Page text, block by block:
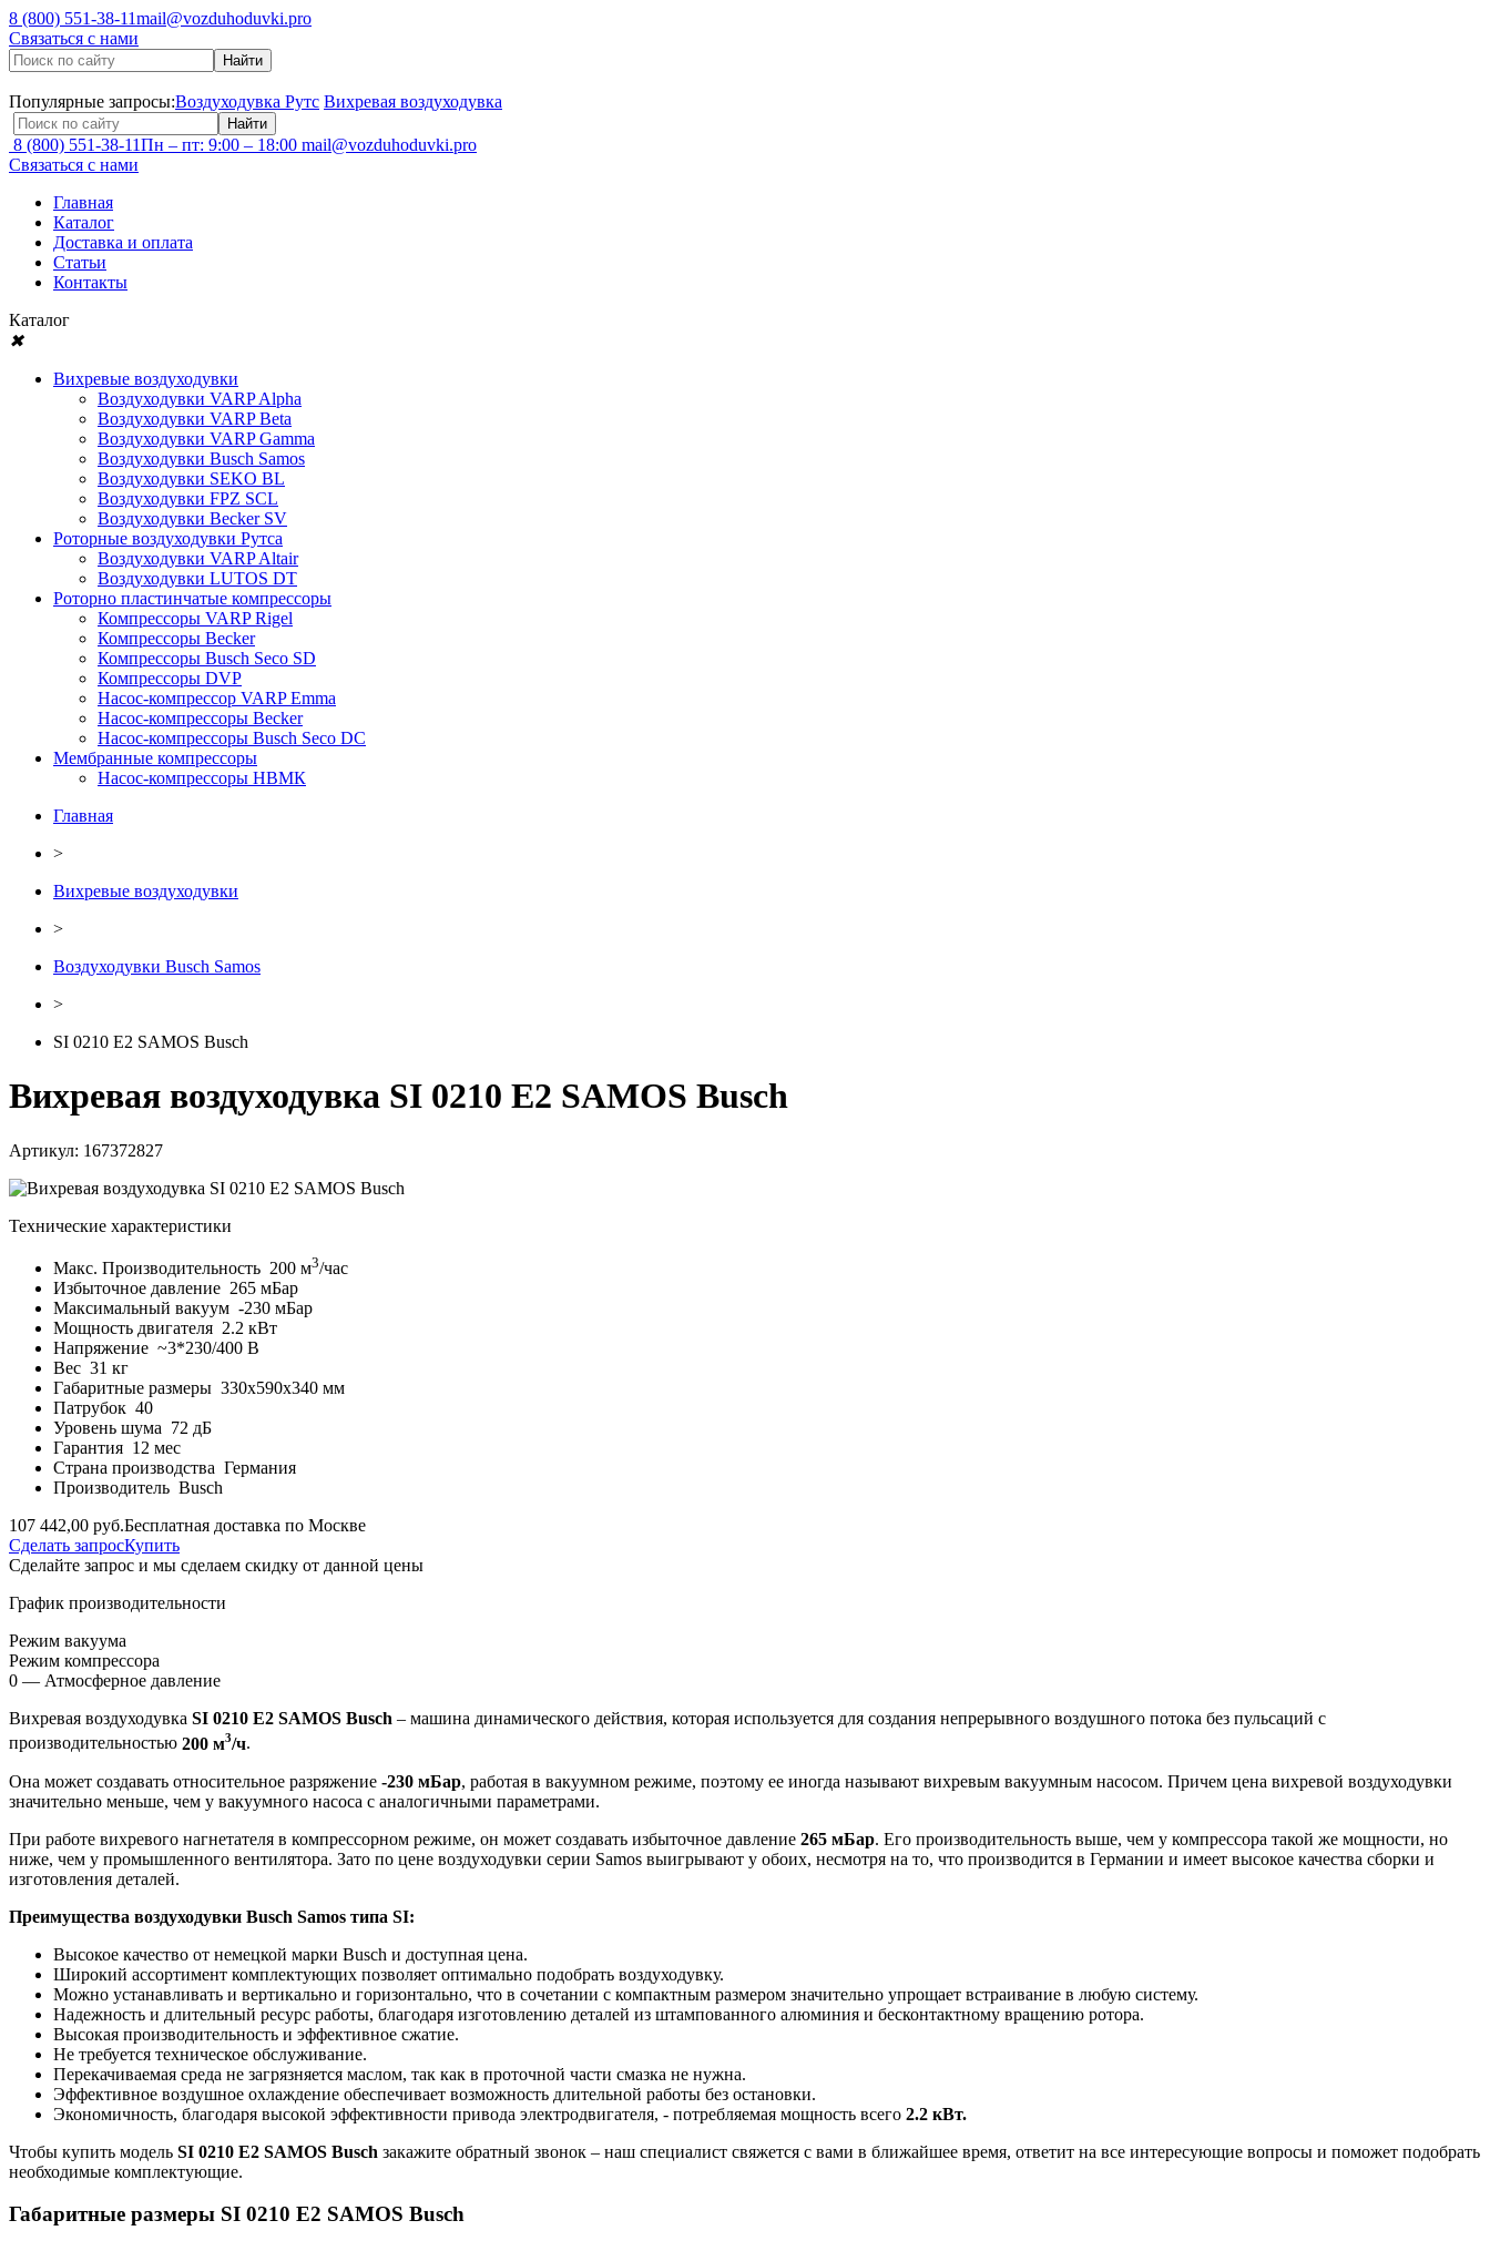
8 (800) 551-38-11mail@vozduhoduvki.pro
Связаться с нами
Популярные запросы:Воздуходувка Рутс Вихревая воздуходувка
8 (800) 551-38-11Пн – пт: 9:00 – 18:00 mail@vozduhoduvki.pro
Связаться с нами
Главная
Каталог
Доставка и оплата
Статьи
Контакты
Каталог
✖
Вихревые воздуходувки
Воздуходувки VARP Alpha
Воздуходувки VARP Beta
Воздуходувки VARP Gamma
Воздуходувки Busch Samos
Воздуходувки SEKO BL
Воздуходувки FPZ SCL
Воздуходувки Becker SV
Роторные воздуходувки Рутса
Воздуходувки VARP Altair
Воздуходувки LUTOS DT
Роторно пластинчатые компрессоры
Компрессоры VARP Rigel
Компрессоры Becker
Компрессоры Busch Seco SD
Компрессоры DVP
Насос-компрессор VARP Emma
Насос-компрессоры Becker
Насос-компрессоры Busch Seco DC
Мембранные компрессоры
Насос-компрессоры НВМК
Главная
>
Вихревые воздуходувки
>
Воздуходувки Busch Samos
>
SI 0210 E2 SAMOS Busch
Вихревая воздуходувка SI 0210 E2 SAMOS Busch
Артикул: 167372827
Технические характеристики
Макс. Производительность 200 м3/час
Избыточное давление 265 мБар
Максимальный вакуум -230 мБар
Мощность двигателя 2.2 кВт
Напряжение ~3*230/400 В
Вес 31 кг
Габаритные размеры 330х590х340 мм
Патрубок 40
Уровень шума 72 дБ
Гарантия 12 мес
Страна производства Германия
Производитель Busch
107 442,00 руб.Бесплатная доставка по Москве
Сделать запросКупить
Сделайте запрос и мы сделаем скидку от данной цены
График производительности
Режим вакуума
Режим компрессора
0 — Атмосферное давление
Вихревая воздуходувка SI 0210 E2 SAMOS Busch – машина динамического действия, которая используется для создания непрерывного воздушного потока без пульсаций с
производительностью 200 м3/ч.
Она может создавать относительное разряжение -230 мБар, работая в вакуумном режиме, поэтому ее иногда называют вихревым вакуумным насосом. Причем цена вихревой воздуходувки
значительно меньше, чем у вакуумного насоса с аналогичными параметрами.
При работе вихревого нагнетателя в компрессорном режиме, он может создавать избыточное давление 265 мБар. Его производительность выше, чем у компрессора такой же мощности, но
ниже, чем у промышленного вентилятора. Зато по цене воздуходувки серии Samos выигрывают у обоих, несмотря на то, что производится в Германии и имеет высокое качества сборки и
изготовления деталей.
Преимущества воздуходувки Busch Samos типа SI:
Высокое качество от немецкой марки Busch и доступная цена.
Широкий ассортимент комплектующих позволяет оптимально подобрать воздуходувку.
Можно устанавливать и вертикально и горизонтально, что в сочетании с компактным размером значительно упрощает встраивание в любую систему.
Надежность и длительный ресурс работы, благодаря изготовлению деталей из штампованного алюминия и бесконтактному вращению ротора.
Высокая производительность и эффективное сжатие.
Не требуется техническое обслуживание.
Перекачиваемая среда не загрязняется маслом, так как в проточной части смазка не нужна.
Эффективное воздушное охлаждение обеспечивает возможность длительной работы без остановки.
Экономичность, благодаря высокой эффективности привода электродвигателя, - потребляемая мощность всего 2.2 кВт.
Чтобы купить модель SI 0210 E2 SAMOS Busch закажите обратный звонок – наш специалист свяжется с вами в ближайшее время, ответит на все интересующие вопросы и поможет подобрать
необходимые комплектующие.
Габаритные размеры SI 0210 E2 SAMOS Busch